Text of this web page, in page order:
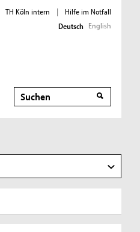
TH Köln intern |
Hilfe im Notfall
Deutsch English
Suche